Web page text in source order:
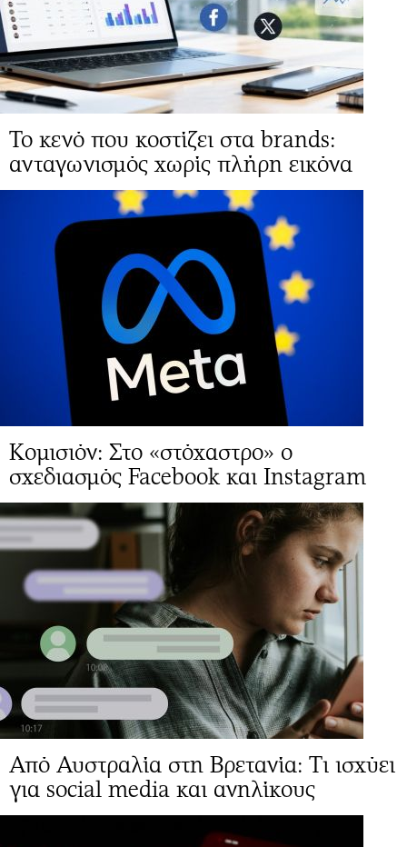
Το κενό που κοστίζει στα brands:
ανταγωνισμός χωρίς πλήρη εικόνα
Κομισιόν: Στο «στόχαστρο» ο
σχεδιασμός Facebook και Instagram
Από Αυστραλία στη Βρετανία: Τι ισχύει
για social media και ανηλίκους